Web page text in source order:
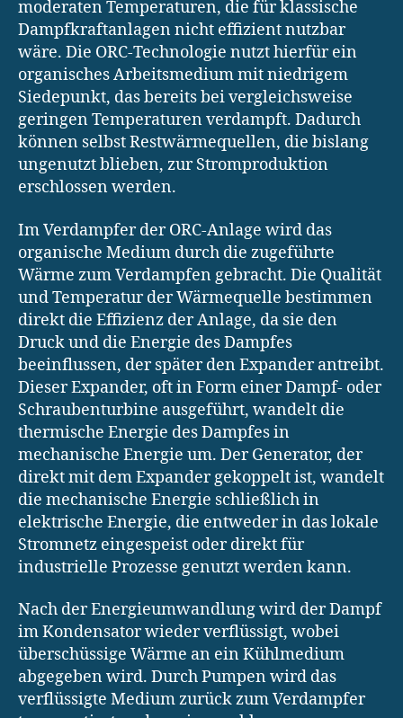
moderaten Temperaturen, die für klassische
Dampfkraftanlagen nicht effizient nutzbar
wäre. Die ORC-Technologie nutzt hierfür ein
organisches Arbeitsmedium mit niedrigem
Siedepunkt, das bereits bei vergleichsweise
geringen Temperaturen verdampft. Dadurch
können selbst Restwärmequellen, die bislang
ungenutzt blieben, zur Stromproduktion
erschlossen werden.
Im Verdampfer der ORC-Anlage wird das
organische Medium durch die zugeführte
Wärme zum Verdampfen gebracht. Die Qualität
und Temperatur der Wärmequelle bestimmen
direkt die Effizienz der Anlage, da sie den
Druck und die Energie des Dampfes
beeinflussen, der später den Expander antreibt.
Dieser Expander, oft in Form einer Dampf- oder
Schraubenturbine ausgeführt, wandelt die
thermische Energie des Dampfes in
mechanische Energie um. Der Generator, der
direkt mit dem Expander gekoppelt ist, wandelt
die mechanische Energie schließlich in
elektrische Energie, die entweder in das lokale
Stromnetz eingespeist oder direkt für
industrielle Prozesse genutzt werden kann.
Nach der Energieumwandlung wird der Dampf
im Kondensator wieder verflüssigt, wobei
überschüssige Wärme an ein Kühlmedium
abgegeben wird. Durch Pumpen wird das
verflüssigte Medium zurück zum Verdampfer